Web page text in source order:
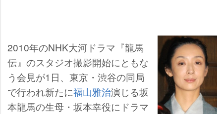
2010年のNHK大河ドラマ『龍馬
伝』のスタジオ撮影開始にともな
う会見が1日、東京・渋谷の同局
で行われ新たに福山雅治演じる坂
本龍馬の生母・坂本幸役にドラマ